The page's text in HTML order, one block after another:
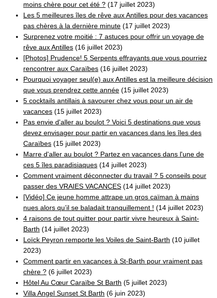
moins chère pour cet été ? (17 juillet 2023)
Les 5 meilleures îles de rêve aux Antilles pour des vacances
pas chères à la dernière minute (17 juillet 2023)
Surprenez votre moitié : 7 astuces pour offrir un voyage de
rêve aux Antilles (16 juillet 2023)
[Photos] Prudence! 5 Serpents effrayants que vous pourriez
rencontrer aux Caraïbes (16 juillet 2023)
Pourquoi voyager seul(e) aux Antilles est la meilleure décision
que vous prendrez cette année (15 juillet 2023)
5 cocktails antillais à savourer chez vous pour un air de
vacances (15 juillet 2023)
Pas envie d'aller au boulot ? Voici 5 destinations que vous
devez envisager pour partir en vacances dans les îles des
Caraïbes (15 juillet 2023)
Marre d'aller au boulot ? Partez en vacances dans l'une de
ces 5 îles paradisiaques (14 juillet 2023)
Comment vraiment déconnecter du travail ? 5 conseils pour
passer des VRAIES VACANCES (14 juillet 2023)
[Vidéo] Ce jeune homme attrape un gros caïman à mains
nues alors qu’il se baladait tranquillement ! (14 juillet 2023)
4 raisons de tout quitter pour partir vivre heureux à Saint-
Barth (14 juillet 2023)
Loïck Peyron remporte les Voiles de Saint-Barth (10 juillet
2023)
Comment partir en vacances à St-Barth pour vraiment pas
chère ? (6 juillet 2023)
Hôtel Au Cœur Caraïbe St Barth (5 juillet 2023)
Villa Angel Sunset St Barth (6 juin 2023)